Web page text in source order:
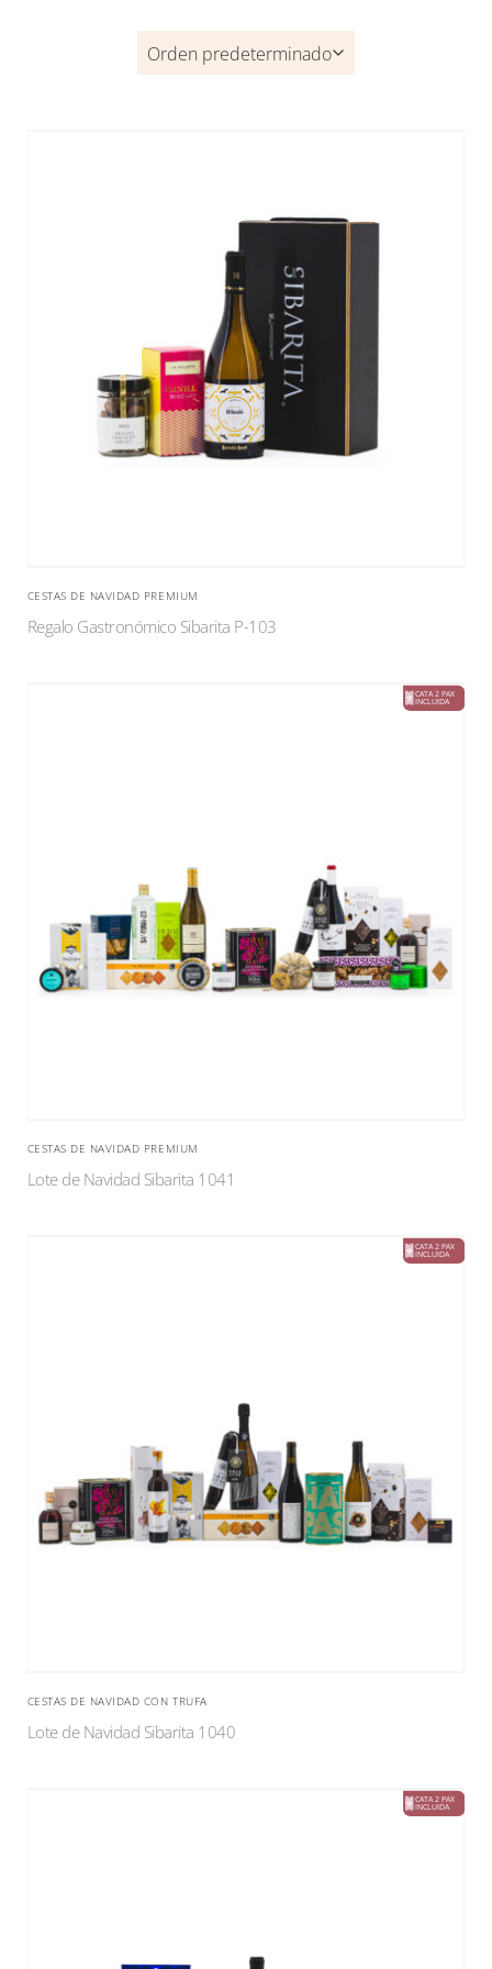
CESTAS DE NAVIDAD PREMIUM
Regalo Gastronómico Sibarita P-103
CESTAS DE NAVIDAD PREMIUM
Lote de Navidad Sibarita 1041
CESTAS DE NAVIDAD CON TRUFA
Lote de Navidad Sibarita 1040